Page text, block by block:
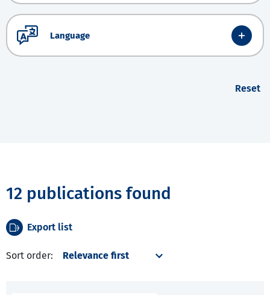
Language
Reset
12 publications found
Export list
Sort order: